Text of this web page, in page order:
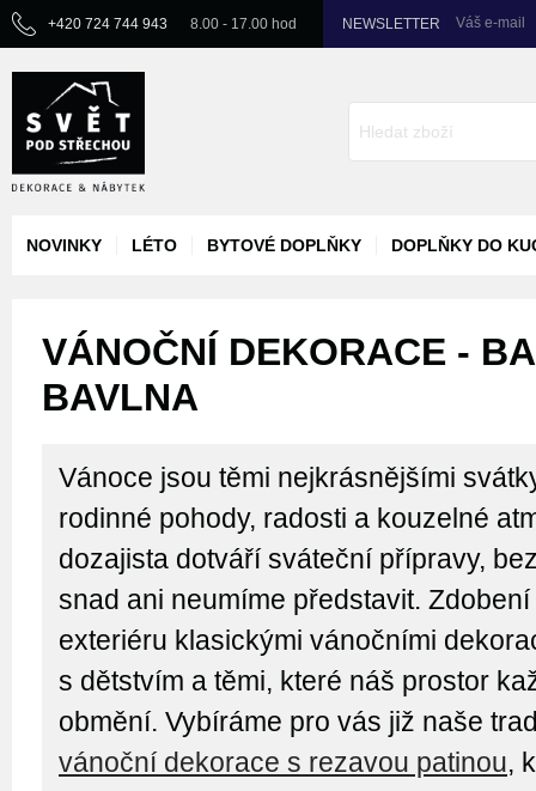
+420 724 744 943 8.00 - 17.00 hod NEWSLETTER Váš e-mail
NOVINKY LÉTO BYTOVÉ DOPLŇKY DOPLŇKY DO
VÁNOČNÍ DEKORACE -
BAVLNA
Vánoce jsou těmi nejkrásnějšími
rodinné pohody, radosti a kouzelné
dozajista dotváří sváteční přípravy,
snad ani neumíme představit.
exteriéru klasickými vánočními
s dětstvím a těmi, které náš prostor
obmění. Vybíráme pro vás již naše
vánoční dekorace s rezavou patinou,